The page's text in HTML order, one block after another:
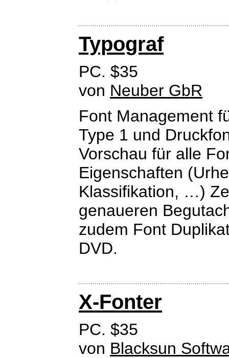
Typograf
PC. $35
von Neuber GbR
Font Management
Type 1 und
Vorschau für alle
Eigenschaften
Klassifikation, …)
genaueren
zudem Font
DVD.
X-Fonter
PC. $35
von Blacksun